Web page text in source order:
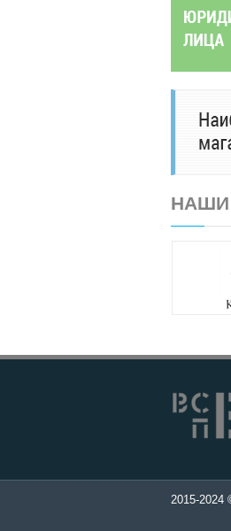
НАШИ
и штампы - Изготовление печатей в
2015-